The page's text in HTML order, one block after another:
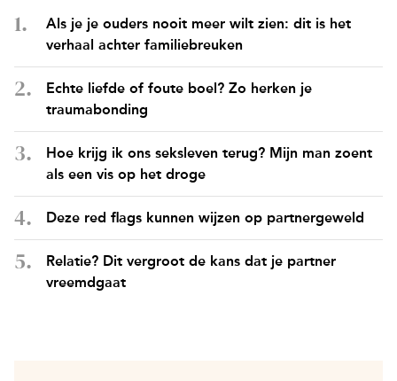
Als je je ouders nooit meer wilt zien: dit is het
verhaal achter familiebreuken
Echte liefde of foute boel? Zo herken je
traumabonding
Hoe krijg ik ons seksleven terug? Mijn man zoent
als een vis op het droge
Deze red flags kunnen wijzen op partnergeweld
Relatie? Dit vergroot de kans dat je partner
vreemdgaat